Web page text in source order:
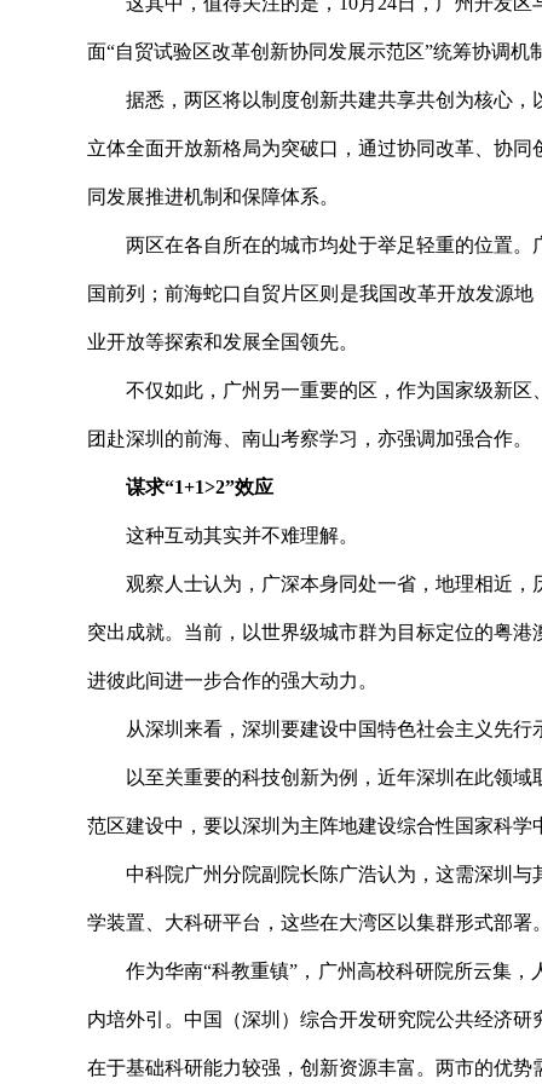
面“自贸试验区改革创新协同发展示范区”统筹协调机
据悉，两区将以制度创新共建共享共创为核心，
立体全面开放新格局为突破口，通过协同改革、协
同发展推进机制和保障体系。
两区在各自所在的城市均处于举足轻重的位置。
国前列；前海蛇口自贸片区则是我国改革开放发源
业开放等探索和发展全国领先。
不仅如此，广州另一重要的区，作为国家级新区
团赴深圳的前海、南山考察学习，亦强调加强合作。
谋求“1+1>2”效应
这种互动其实并不难理解。
观察人士认为，广深本身同处一省，地理相近，
突出成就。当前，以世界级城市群为目标定位的粤
进彼此间进一步合作的强大动力。
从深圳来看，深圳要建设中国特色社会主义先行
以至关重要的科技创新为例，近年深圳在此领域
范区建设中，要以深圳为主阵地建设综合性国家科学
中科院广州分院副院长陈广浩认为，这需深圳与
学装置、大科研平台，这些在大湾区以集群形式部署
作为华南“科教重镇”，广州高校科研院所云集，
内培外引。中国（深圳）综合开发研究院公共经济
在于基础科研能力较强，创新资源丰富。两市的优